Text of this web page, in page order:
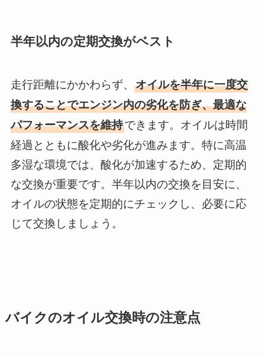
半年以内の定期交換がベスト
走行距離にかかわらず、 オイルを半年に一度交
換することでエンジン内の劣化を防ぎ、最適な
パフォーマンスを維持できます。オイルは時間
経過とともに酸化や劣化が進みます。特に高温
多湿な環境では、酸化が加速するため、定期的
な交換が重要です。半年以内の交換を目安に、
オイルの状態を定期的にチェックし、必要に応
じて交換しましょう。
バイクのオイル交換時の注意点